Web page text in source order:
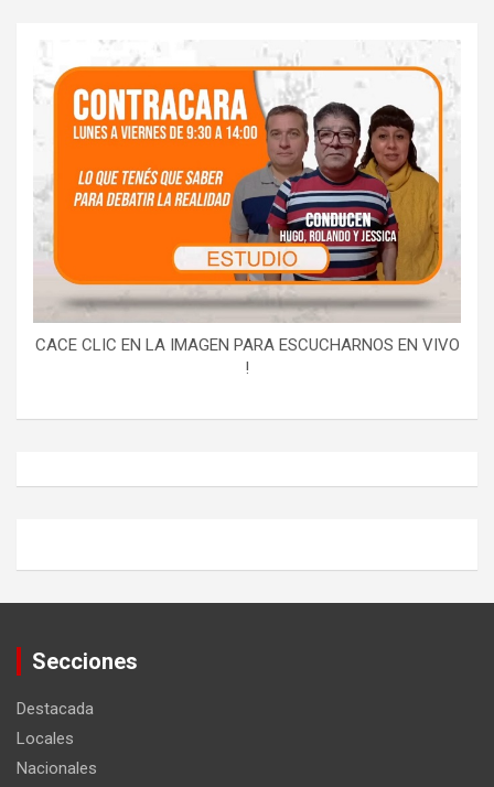
CACE CLIC EN LA IMAGEN PARA ESCUCHARNOS EN VIVO
!
Secciones
Destacada
Locales
Nacionales